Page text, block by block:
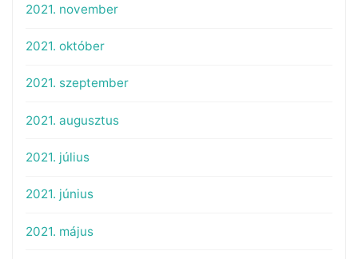
2021. november
2021. október
2021. szeptember
2021. augusztus
2021. július
2021. június
2021. május